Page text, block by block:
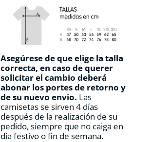
Asegúrese de que elige la talla
correcta, en caso de querer
solicitar el cambio deberá
abonar los portes de retorno y
de su nuevo envio. Las
camisetas se sirven 4 días
después de la realización de su
pedido, siempre que no caiga en
día festivo o fin de semana.